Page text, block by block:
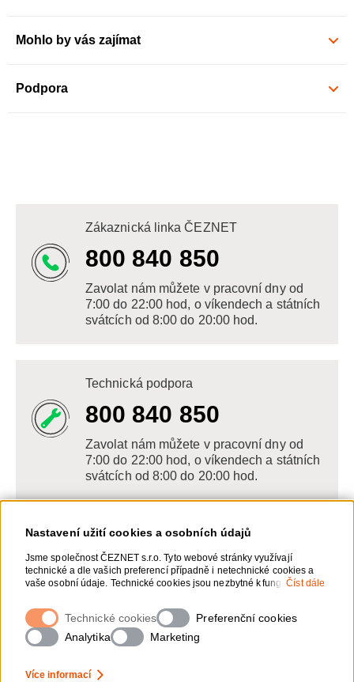
Nastavení užití cookies a osobních údajů
Jsme společnost ČEZNET s.r.o. Tyto webové stránky využívají
technické a dle vašich preferencí případně i netechnické cookies a
vaše osobní údaje. Technické cookies jsou nezbytné k fungování
webové stránky vašim preferencím, k personalizaci reklam a
analytice. Pro sběr a zpracování netechnických cookies a vašich
osobních údajů, nám můžete udělit souhlas. Bližší informace o vašich
právech, zpracování osobních údajů, včetně možnosti odvolání
Číst dále
Technické cookies
Preferenční cookies
Analytika
Marketing
Více informací
Mohlo by vás zajímat
Podpora
Zákaznická linka ČEZNET
800 840 850
Zavolat nám můžete v pracovní dny od
7:00 do 22:00 hod, o víkendech a státních
svátcích od 8:00 do 20:00 hod.
Technická podpora
800 840 850
Zavolat nám můžete v pracovní dny od
7:00 do 22:00 hod, o víkendech a státních
svátcích od 8:00 do 20:00 hod.
Napište nám
POSLAT VZKAZ
Zanechte nám vzkaz online, my se vám
ozveme zpět